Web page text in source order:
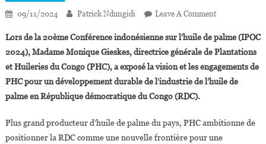
09/11/2024 Patrick Ndungidi Leave A CommentOn
2024
:
PHC
Positionne
Comme
La
Lors de la 20ème Conférence indonésienne sur l’huile de palme (IPOC
2024), Madame Monique Gieskes, directrice générale de Plantations
et Huileries du Congo (PHC), a exposé la vision et les engagements de
PHC pour un développement durable de l’industrie de l’huile de
palme en République démocratique du Congo (RDC).
Plus grand producteur d’huile de palme du pays, PHC ambitionne de
positionner la RDC comme une nouvelle frontière pour une